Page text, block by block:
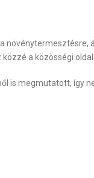
a közösségi
megmutatott, így